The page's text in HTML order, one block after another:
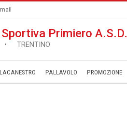
Primiero A.S.D.
• TRENTINO
PALLAVOLO ­PROMOZIONE